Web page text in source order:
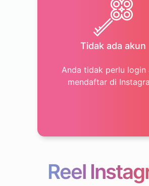
Tidak ada akun
Anda tidak perlu login
mendaftar di
Reel